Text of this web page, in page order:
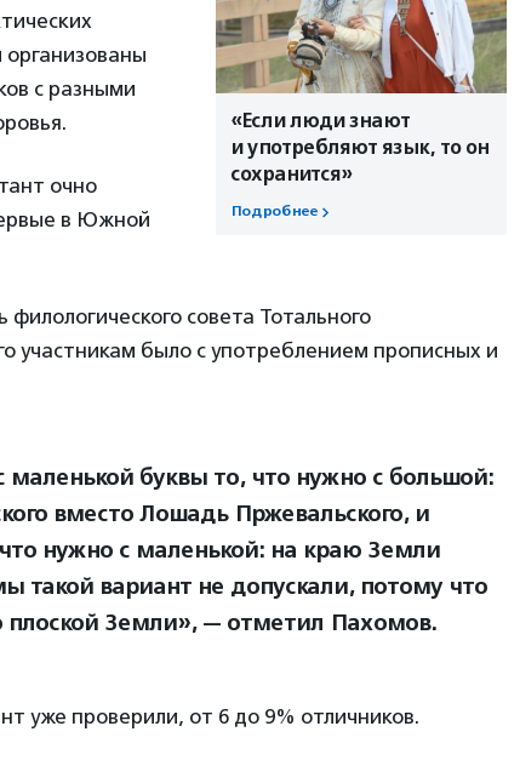
«Если люди знают
и употребляют язык, то он
сохранится»
Подробнее
организованы
с разными
очно
в Южной
филологического совета Тотального
участникам было с употреблением прописных и
буквы то, что нужно с большой:
вместо Лошадь Пржевальского, и
нужно с маленькой: на краю Земли
такой вариант не допускали, потому что
Земли», — отметил Пахомов.
уже проверили, от 6 до 9% отличников.